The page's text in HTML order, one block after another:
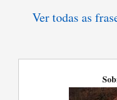
Ver todas as